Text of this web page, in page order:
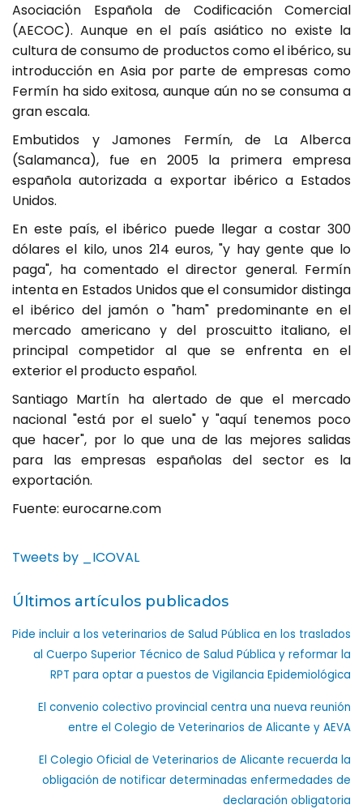
Asociación Española de Codificación Comercial
(AECOC). Aunque en el país asiático no existe la
cultura de consumo de productos como el ibérico, su
introducción en Asia por parte de empresas como
Fermín ha sido exitosa, aunque aún no se consuma a
gran escala.
Embutidos y Jamones Fermín, de La Alberca
(Salamanca), fue en 2005 la primera empresa
española autorizada a exportar ibérico a Estados
Unidos.
En este país, el ibérico puede llegar a costar 300
dólares el kilo, unos 214 euros, "y hay gente que lo
paga", ha comentado el director general. Fermín
intenta en Estados Unidos que el consumidor distinga
el ibérico del jamón o "ham" predominante en el
mercado americano y del proscuitto italiano, el
principal competidor al que se enfrenta en el
exterior el producto español.
Santiago Martín ha alertado de que el mercado
nacional "está por el suelo" y "aquí tenemos poco
que hacer", por lo que una de las mejores salidas
para las empresas españolas del sector es la
exportación.
Fuente: eurocarne.com
Tweets by _ICOVAL
Últimos artículos publicados
Pide incluir a los veterinarios de Salud Pública en los traslados
al Cuerpo Superior Técnico de Salud Pública y reformar la
RPT para optar a puestos de Vigilancia Epidemiológica
El convenio colectivo provincial centra una nueva reunión
entre el Colegio de Veterinarios de Alicante y AEVA
El Colegio Oficial de Veterinarios de Alicante recuerda la
obligación de notificar determinadas enfermedades de
declaración obligatoria